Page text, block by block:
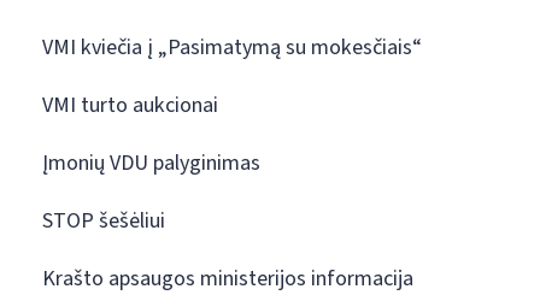
VMI kviečia į „Pasimatymą su mokesčiais“
VMI turto aukcionai
Įmonių VDU palyginimas
STOP šešėliui
Krašto apsaugos ministerijos informacija